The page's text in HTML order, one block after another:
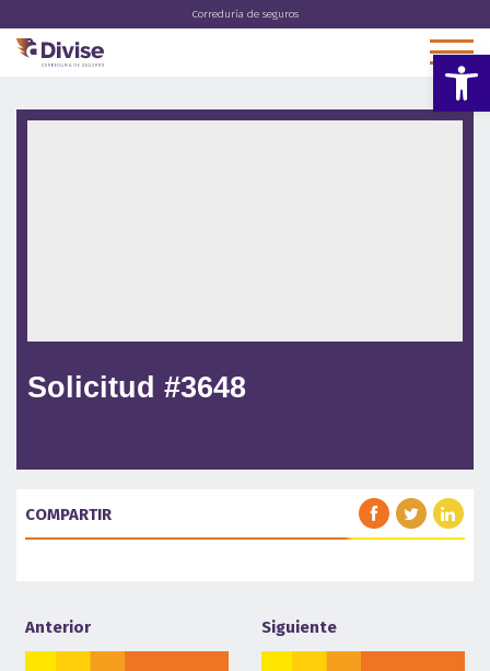
Abrir
Correduría de seguros
Solicitud #3648
COMPARTIR
Anterior Siguiente